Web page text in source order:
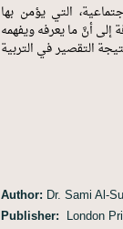
التي يؤمن بها
إلى أنَّ ما يعرفه ويفهمه
التقصير في التربية
Author: Dr. Sami Al-
Publisher: London